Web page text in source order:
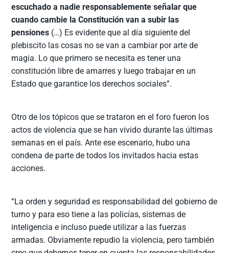
escuchado a nadie responsablemente señalar que
cuando cambie la Constitución van a subir las
pensiones (…) Es evidente que al día siguiente del
plebiscito las cosas no se van a cambiar por arte de
magia. Lo que primero se necesita es tener una
constitución libre de amarres y luego trabajar en un
Estado que garantice los derechos sociales”.
Otro de los tópicos que se trataron en el foro fueron los
actos de violencia que se han vivido durante las últimas
semanas en el país. Ante ese escenario, hubo una
condena de parte de todos los invitados hacia estas
acciones.
“La orden y seguridad es responsabilidad del gobierno de
turno y para eso tiene a las policías, sistemas de
inteligencia e incluso puede utilizar a las fuerzas
armadas. Obviamente repudio la violencia, pero también